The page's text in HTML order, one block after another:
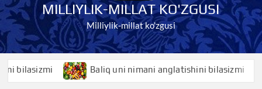
MILLIYLIK-MILLAT KO'ZGUSI
Milliylik-millat ko'zgusi
Baliq uni nimani anglatishini bilasizmi